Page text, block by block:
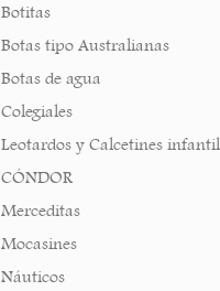
Botitas
Botas tipo Australianas
Botas de agua
Colegiales
Leotardos y Calcetines
CÓNDOR
Merceditas
Mocasines
Náuticos